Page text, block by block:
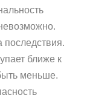
ближе к
меньше.